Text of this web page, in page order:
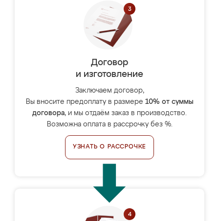
Договор
и изготовление
Заключаем договор,
Вы вносите предоплату в размере 10% от суммы
договора, и мы отдаём заказ в производство.
Возможна оплата в рассрочку без %.
УЗНАТЬ О РАССРОЧКЕ